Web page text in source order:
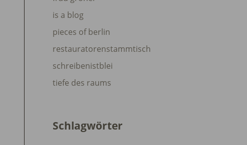
is a blog
pieces of berlin
restauratorenstammtisch
schreibenistblei
tiefe des raums
Schlagwörter